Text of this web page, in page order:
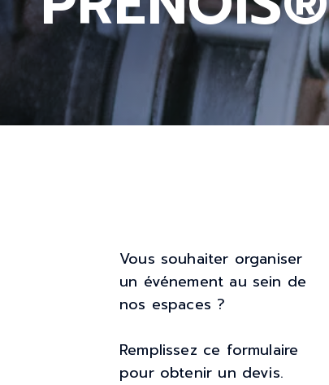
Vous souhaiter organiser
un événement au sein de
nos espaces ?
Remplissez ce formulaire
pour obtenir un devis.